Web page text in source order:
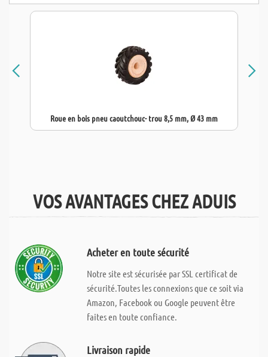
Roue en bois pneu caoutchouc- trou 8,5 mm, Ø 43 mm
VOS AVANTAGES CHEZ ADUIS
Acheter en toute sécurité
Notre site est sécurisée par SSL certificat de
sécurité.Toutes les connexions que ce soit via
Amazon, Facebook ou Google peuvent être
faites en toute confiance.
Livraison rapide